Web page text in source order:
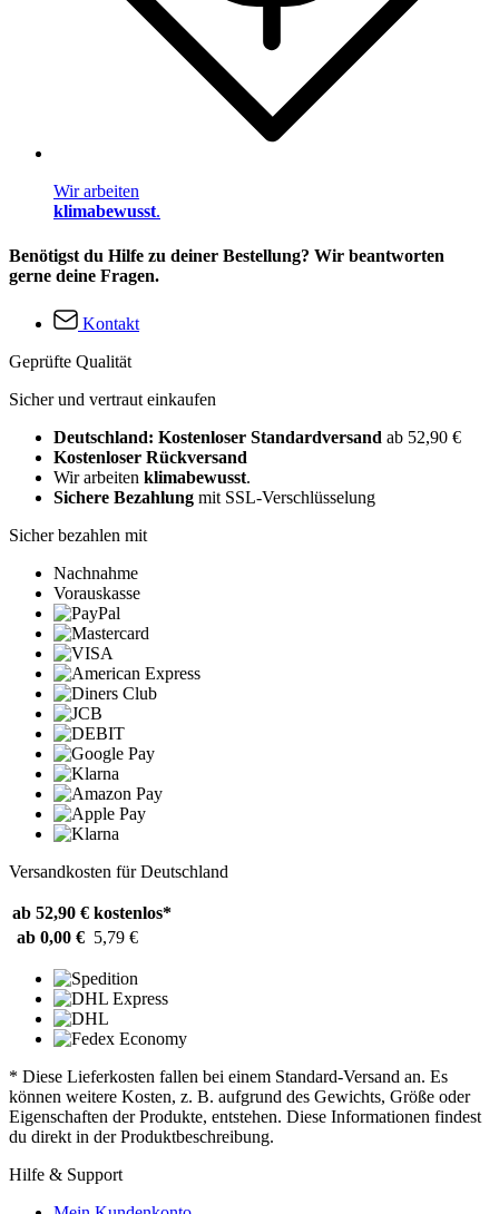
Wir arbeiten
klimabewusst.
Benötigst du Hilfe zu deiner Bestellung? Wir beantworten
gerne deine Fragen.
Kontakt
Geprüfte Qualität
Sicher und vertraut einkaufen
Deutschland: Kostenloser Standardversand ab 52,90 €
Kostenloser Rückversand
Wir arbeiten klimabewusst.
Sichere Bezahlung mit SSL-Verschlüsselung
Sicher bezahlen mit
Nachnahme
Vorauskasse
Versandkosten für Deutschland
ab 52,90 € kostenlos*
ab 0,00 € 5,79 €
* Diese Lieferkosten fallen bei einem Standard-Versand an. Es
können weitere Kosten, z. B. aufgrund des Gewichts, Größe oder
Eigenschaften der Produkte, entstehen. Diese Informationen findest
du direkt in der Produktbeschreibung.
Hilfe & Support